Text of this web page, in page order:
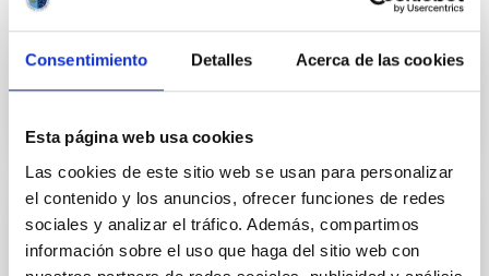
Consentimiento Detalles Acerca de las cookies
Esta página web usa cookies
Las cookies de este sitio web se usan para personalizar
el contenido y los anuncios, ofrecer funciones de redes
sociales y analizar el tráfico. Además, compartimos
información sobre el uso que haga del sitio web con
manchas...
NOTICIA
Observan el calentamiento producido por